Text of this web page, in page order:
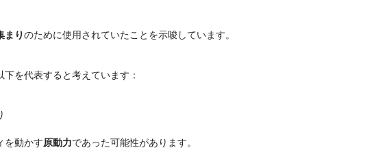
まりのために使用されていたことを示唆しています。
を代表すると考えています：
を動かす原動力であった可能性があります。